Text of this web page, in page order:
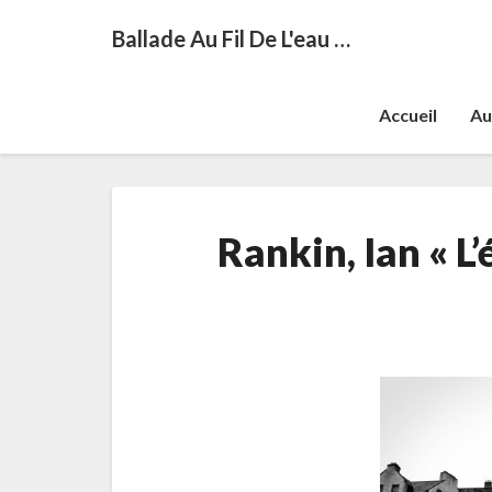
Ballade Au Fil De L'eau …
Accueil
Rankin, Ian «